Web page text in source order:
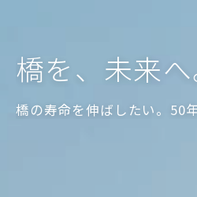
橋を、未来へ
橋の寿命を伸ばしたい。50